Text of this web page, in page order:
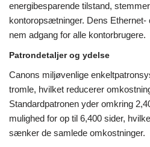
energibesparende tilstand,
kontoropsætninger. Dens Ethernet-
nem adgang for alle kontorbrugere.
Patrondetaljer og ydelse
Canons miljøvenlige
tromle, hvilket reducerer
Standardpatronen yder omkring
mulighed for op til 6,400 sider,
sænker de samlede omkostninger.